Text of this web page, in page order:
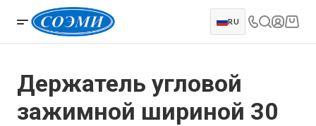
RU
Держатель угловой
зажимной шириной 30